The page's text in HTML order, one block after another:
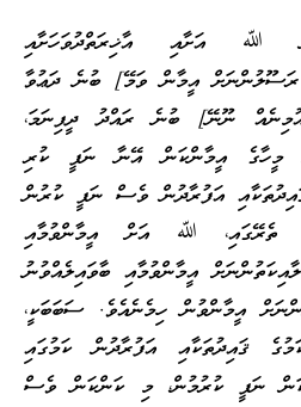
ﷲ އަށާއި އާޚިރަތްދުވަހަށާއި
ރަސޫލުންނަށް އީމާން ވަމޭ] ބުނެ ދަޢުވާ
ނޫނޭ] ބުނެ ރައްދު ދީފިނަމަ،
މީހާގެ އީމާންކަން އޭނާ ނަފީ ކުރި
އަފުރާދުން ވެސް ނަފީ ކުރުން
ތެރޭގައި، ﷲ އަށް އީމާންވުމާއި
އީމާންވުމާއި ބާވައިލެއްވުނު
އީމާންވުން ހިމެނެއެވެ. ސަބަބަކީ،
ޤައިދުތަކާއި އަފުރާދުން ކަމުގައި
ނަފީ ކުރުމުން، މި ކަންކަން ވެސް